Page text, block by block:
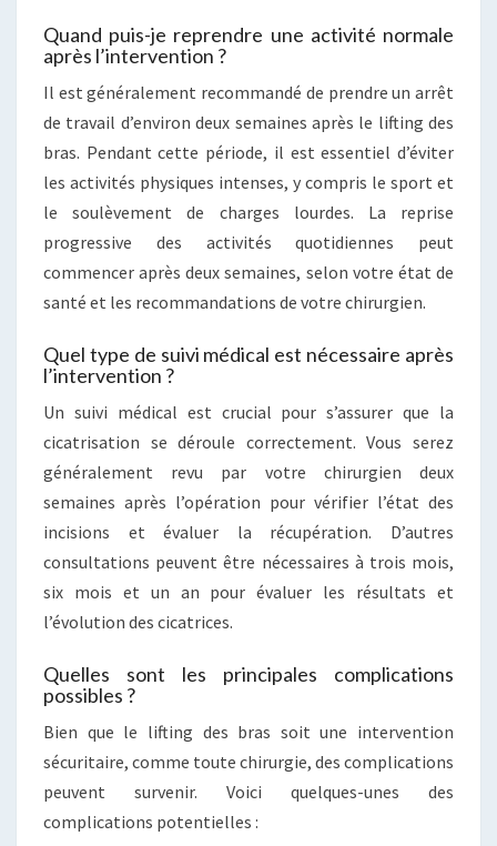
Quand puis-je reprendre une activité normale
après l’intervention ?
Il est généralement recommandé de prendre un arrêt
de travail d’environ deux semaines après le lifting des
bras. Pendant cette période, il est essentiel d’éviter
les activités physiques intenses, y compris le sport et
le soulèvement de charges lourdes. La reprise
progressive des activités quotidiennes peut
commencer après deux semaines, selon votre état de
santé et les recommandations de votre chirurgien.
Quel type de suivi médical est nécessaire après
l’intervention ?
Un suivi médical est crucial pour s’assurer que la
cicatrisation se déroule correctement. Vous serez
généralement revu par votre chirurgien deux
semaines après l’opération pour vérifier l’état des
incisions et évaluer la récupération. D’autres
consultations peuvent être nécessaires à trois mois,
six mois et un an pour évaluer les résultats et
l’évolution des cicatrices.
Quelles sont les principales complications
possibles ?
Bien que le lifting des bras soit une intervention
sécuritaire, comme toute chirurgie, des complications
peuvent survenir. Voici quelques-unes des
complications potentielles :